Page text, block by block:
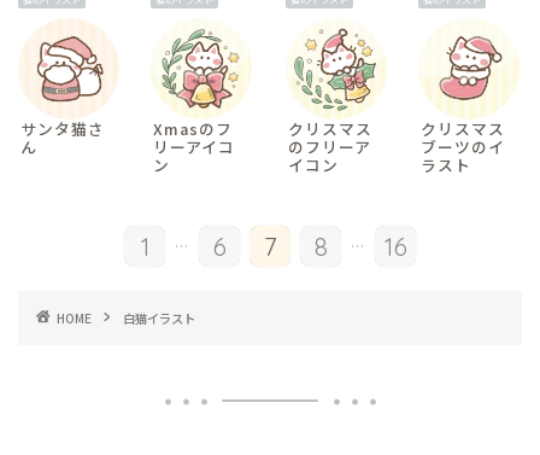
サンタ猫さ
ん
Xmasのフ
リーアイコ
ン
クリスマス
のフリーア
イコン
クリスマス
ブーツのイ
ラスト
1 ... 6 7 8 ... 16
HOME 白猫イラスト